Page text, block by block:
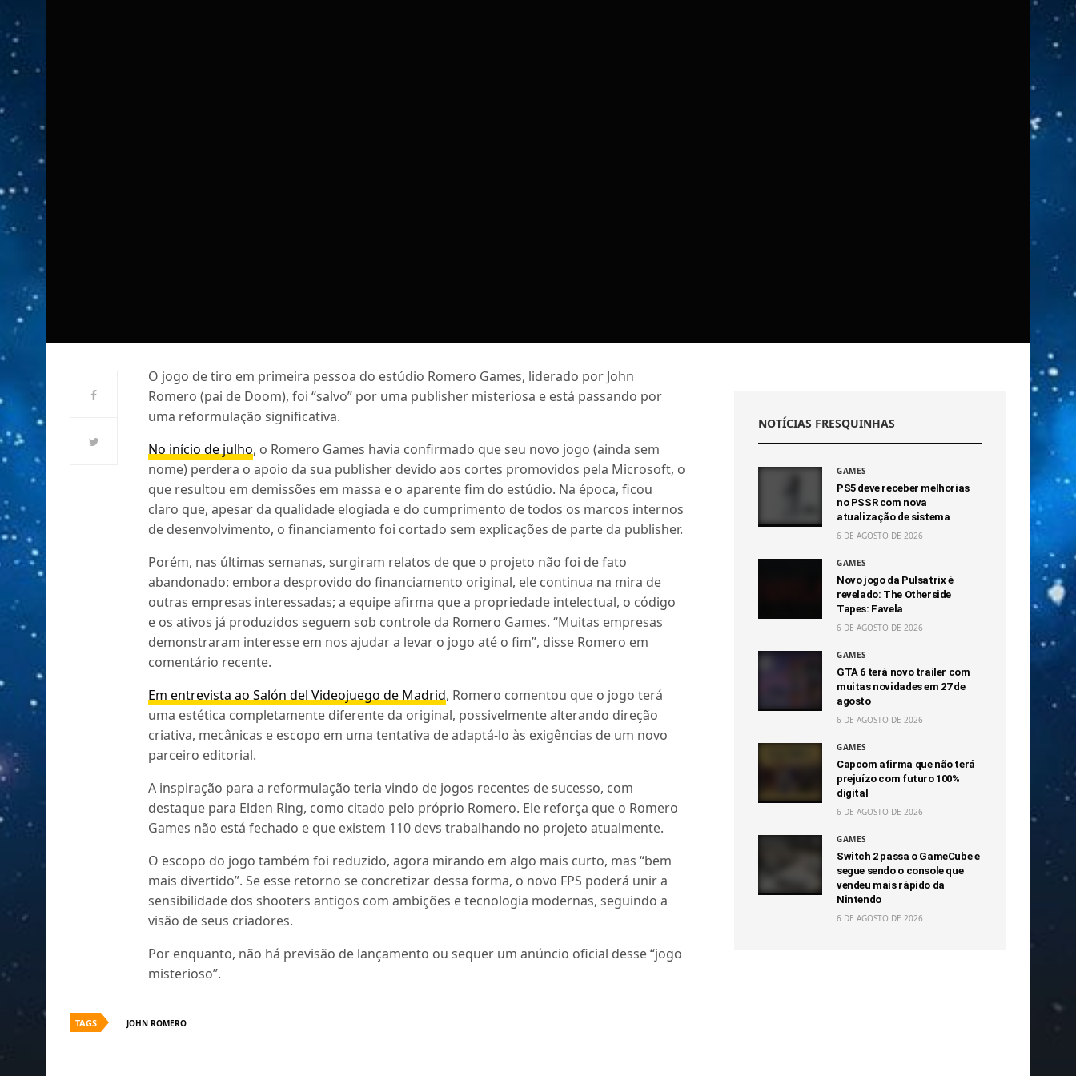
O jogo de tiro em primeira pessoa do estúdio Romero Games, liderado por John
Romero (pai de Doom), foi “salvo” por uma publisher misteriosa e está passando por
uma reformulação significativa.
No início de julho, o Romero Games havia confirmado que seu novo jogo (ainda sem
nome) perdera o apoio da sua publisher devido aos cortes promovidos pela Microsoft, o
que resultou em demissões em massa e o aparente fim do estúdio. Na época, ficou
claro que, apesar da qualidade elogiada e do cumprimento de todos os marcos internos
de desenvolvimento, o financiamento foi cortado sem explicações de parte da publisher.
Porém, nas últimas semanas, surgiram relatos de que o projeto não foi de fato
abandonado: embora desprovido do financiamento original, ele continua na mira de
outras empresas interessadas; a equipe afirma que a propriedade intelectual, o código
e os ativos já produzidos seguem sob controle da Romero Games. “Muitas empresas
demonstraram interesse em nos ajudar a levar o jogo até o fim”, disse Romero em
comentário recente.
Em entrevista ao Salón del Videojuego de Madrid, Romero comentou que o jogo terá
uma estética completamente diferente da original, possivelmente alterando direção
criativa, mecânicas e escopo em uma tentativa de adaptá-lo às exigências de um novo
parceiro editorial.
A inspiração para a reformulação teria vindo de jogos recentes de sucesso, com
destaque para Elden Ring, como citado pelo próprio Romero. Ele reforça que o Romero
Games não está fechado e que existem 110 devs trabalhando no projeto atualmente.
O escopo do jogo também foi reduzido, agora mirando em algo mais curto, mas “bem
mais divertido”. Se esse retorno se concretizar dessa forma, o novo FPS poderá unir a
sensibilidade dos shooters antigos com ambições e tecnologia modernas, seguindo a
visão de seus criadores.
Por enquanto, não há previsão de lançamento ou sequer um anúncio oficial desse “jogo
misterioso”.
TAGS JOHN ROMERO
NOTÍCIAS FRESQUINHAS
GAMES
PS5 deve receber melhorias
no PSSR com nova
atualização de sistema
6 DE AGOSTO DE 2026
GAMES
Novo jogo da Pulsatrix é
revelado: The Otherside
Tapes: Favela
6 DE AGOSTO DE 2026
GAMES
GTA 6 terá novo trailer com
muitas novidades em 27 de
agosto
6 DE AGOSTO DE 2026
GAMES
Capcom afirma que não terá
prejuízo com futuro 100%
digital
6 DE AGOSTO DE 2026
GAMES
Switch 2 passa o GameCube e
segue sendo o console que
vendeu mais rápido da
Nintendo
6 DE AGOSTO DE 2026